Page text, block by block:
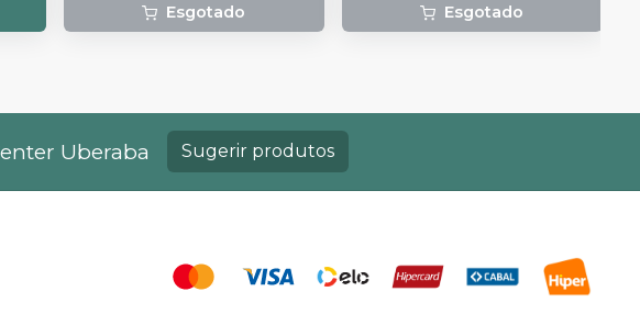
Esgotado Esgotado
Uberaba Sugerir produtos